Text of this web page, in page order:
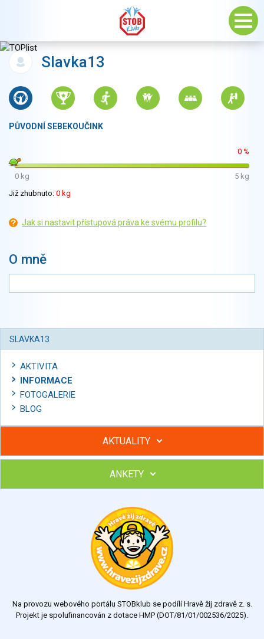
Slavka13
PŮVODNÍ SEBEKOUČINK
0 %
0 kg
5 kg
Již zhubnuto: 0 kg
Jak si nastavit přístupová práva ke svému profilu?
O mně
SLAVKA13
AKTIVITA
INFORMACE
FOTOGALERIE
BLOG
AKTUALITY
Hubněte s podporou lektorky a skupiny v kurzech STOBu
Chcete poradit s hubnutím? Najděte si odborníka STOBu ve
ANKETY
Výsledky Všechny ankety
Na provozu webového portálu STOBklub se podílí Hravě žij zdravě z. s.
Projekt je spolufinancován z dotace HMP (DOT/81/01/002536/2025).